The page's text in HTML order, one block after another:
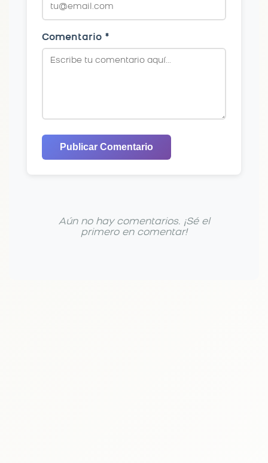
Comentario *
Publicar Comentario
Aún no hay comentarios. ¡Sé el
primero en comentar!